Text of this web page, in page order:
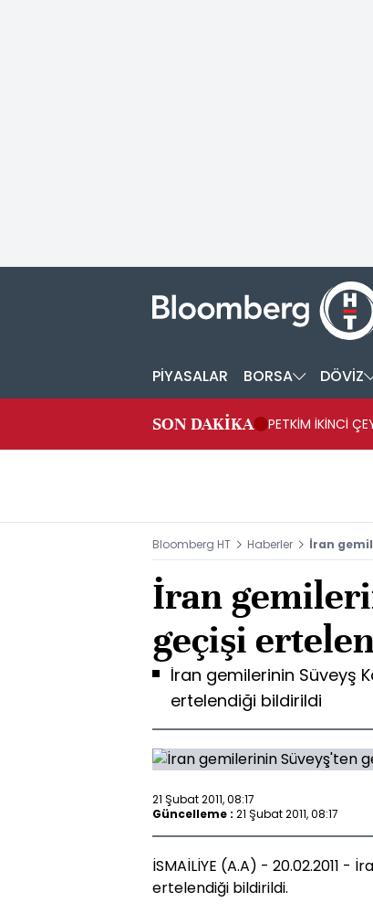
PİYASALAR BORSA DÖVİZ
SON DAKİKA PETKİM İKİNCİ
Bloomberg HT Haberler İran
İran
geçişi
İran gemilerinin Süveyş
ertelendiği bildirildi
21 Şubat 2011, 08:17
Güncelleme : 21 Şubat 2011, 08:17
İSMAİLİYE (A.A) - 20.02.2011 -
ertelendiği bildirildi.